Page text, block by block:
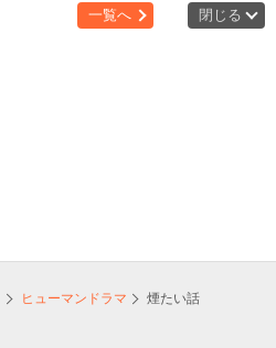
一覧へ 閉じる
ヒューマンドラマ 煙たい話